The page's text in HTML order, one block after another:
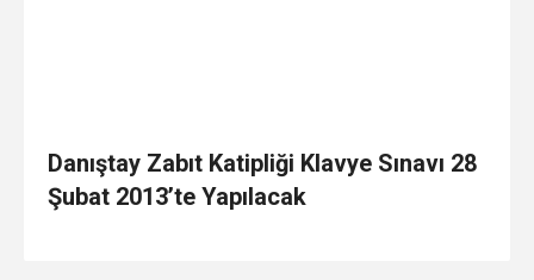
Danıştay Zabıt Katipliği Klavye Sınavı 28
Şubat 2013’te Yapılacak